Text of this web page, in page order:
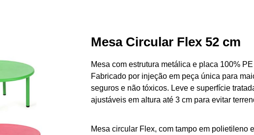
Mesa Circular Flex 52 cm
Mesa com estrutura metálica e placa 100%
Fabricado por injeção em peça única para
seguros e não tóxicos. Leve e superfície
ajustáveis ​​em altura até 3 cm para evitar
Mesa circular Flex, com tampo em polietileno